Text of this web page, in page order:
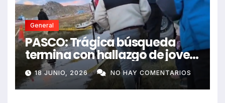
General
PASCO: Trágica búsqueda
termina con hallazgo de joven
sin vida en Rancas
18 JUNIO, 2026 NO HAY COMENTARIOS